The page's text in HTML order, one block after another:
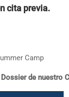
cita previa.
Camp
de nuestro